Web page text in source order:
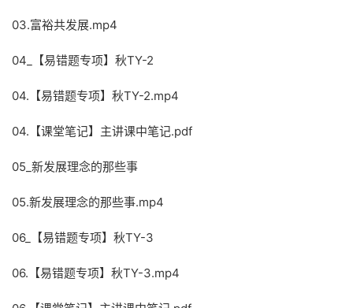
03.富裕共发展.mp4
04_【易错题专项】秋TY-2
04.【易错题专项】秋TY-2.mp4
04.【课堂笔记】主讲课中笔记.pdf
05_新发展理念的那些事
05.新发展理念的那些事.mp4
06_【易错题专项】秋TY-3
06.【易错题专项】秋TY-3.mp4